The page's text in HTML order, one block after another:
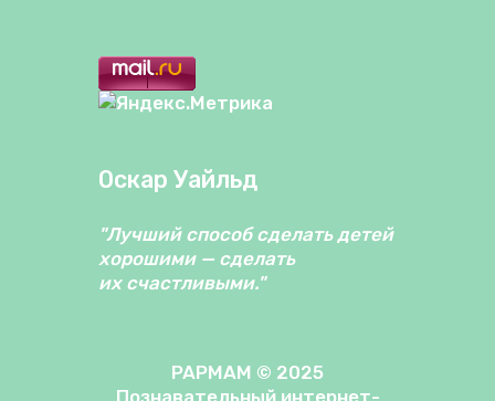
Оскар Уайльд
"Лучший способ сделать детей
хорошими — сделать
их счастливыми."
PAPMAM © 2025